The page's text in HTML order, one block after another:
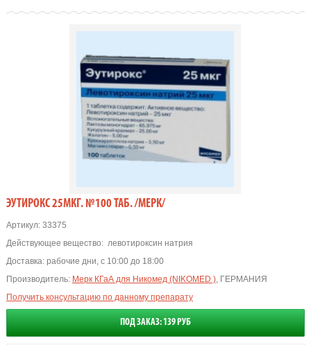
ЭУТИРОКС 25МКГ. №100 ТАБ. /МЕРК/
Артикул:33375
Действующее вещество: левотироксин натрия
Доставка: рабочие дни, с 10:00 до 18:00
Производитель: Мерк КГаА для Никомед (NIKOMED ), ГЕРМАНИЯ
Получить консультацию по данному препарату
ПОД ЗАКАЗ: 139 РУБ